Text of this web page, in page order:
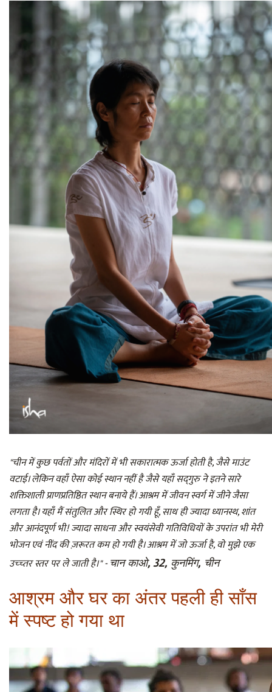
"चीन में कुछ पर्वतों और मंदिरों में भी सकारात्मक ऊर्जा होती है, जैसे माउंट
वटाई। लेकिन वहाँ ऐसा कोई स्थान नहीं है जैसे यहाँ सद्‌गुरु ने इतने सारे
शक्तिशाली प्राणप्रतिष्ठित स्थान बनाये हैं। आश्रम में जीवन स्वर्ग में जीने जैसा
लगता है। यहाँ मैं संतुलित और स्थिर हो गयी हूँ, साथ ही ज्यादा ध्यानस्थ, शांत
और आनंदपूर्ण भी! ज्यादा साधना और स्वयंसेवी गतिविधियों के उपरांत भी मेरी
भोजन एवं नींद की ज़रूरत कम हो गयी है। आश्रम में जो ऊर्जा है, वो मुझे एक
उच्च्तर स्तर पर ले जाती है।" -चान काओ, 32, कुनमिंग, चीन
आश्रम और घर का अंतर पहली ही साँस
में स्पष्ट हो गया था